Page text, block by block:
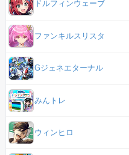
ドルフィンウェーブ
ファンキルスリスタ
Gジェネエターナル
みんトレ
ウィンヒロ